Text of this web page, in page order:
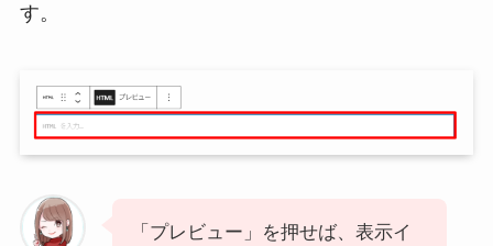
す。
「プレビュー」を押せば、表示イ